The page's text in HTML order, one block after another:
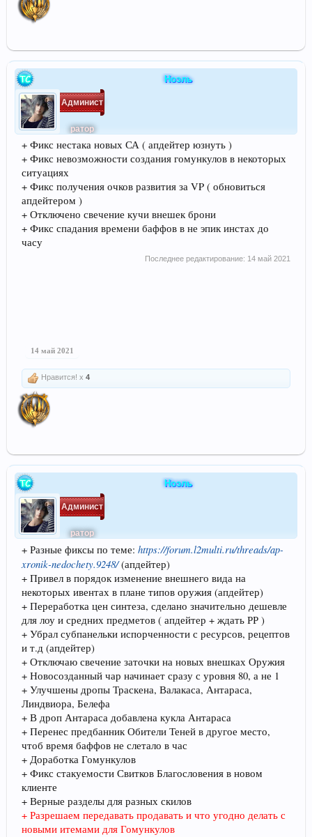
Ноэль
Админист
ратор
+ Фикс нестака новых СА ( апдейтер юзнуть )
+ Фикс невозможности создания гомункулов в некоторых
ситуациях
+ Фикс получения очков развития за VP ( обновиться
апдейтером )
+ Отключено свечение кучи внешек брони
+ Фикс спадания времени баффов в не эпик инстах до
часу
Последнее редактирование: 14 май 2021
14 май 2021
Нравится! x 4
Ноэль
Админист
ратор
+ Разные фиксы по теме: https://forum.l2multi.ru/threads/ap-
xronik-nedochety.9248/(апдейтер)
+ Привел в порядок изменение внешнего вида на
некоторых ивентах в плане типов оружия (апдейтер)
+ Переработка цен синтеза, сделано значительно дешевле
для лоу и средних предметов ( апдейтер + ждать РР )
+ Убрал субпанельки испорченности с ресурсов, рецептов
и т.д (апдейтер)
+ Отключаю свечение заточки на новых внешках Оружия
+ Новосозданный чар начинает сразу с уровня 80, а не 1
+ Улучшены дропы Траскена, Валакаса, Антараса,
Линдвиора, Белефа
+ В дроп Антараса добавлена кукла Антараса
+ Перенес предбанник Обители Теней в другое место,
чтоб время баффов не слетало в час
+ Доработка Гомункулов
+ Фикс стакуемости Свитков Благословения в новом
клиенте
+ Верные разделы для разных скилов
+ Разрешаем передавать продавать и что угодно делать с
новыми итемами для Гомункулов